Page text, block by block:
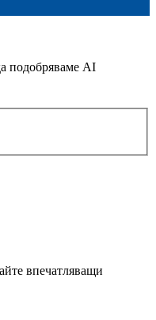
подобряваме AI
впечатляващи